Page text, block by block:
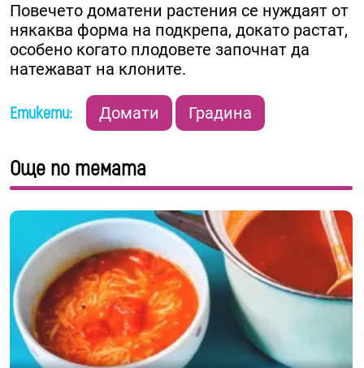
Повечето доматени растения се нуждаят от
някаква форма на подкрепа, докато растат,
особено когато плодовете започнат да
натежават на клоните.
Етикети: Домати Градина
Още по темата